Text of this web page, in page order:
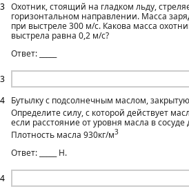
3
3
Охотник, стоящий на гладком льду,
горизонтальном направлении. Масса
при выстреле 300 м/с. Какова масса
выстрела равна 0,2 м/с?
Ответ: _____
4
4
Бутылку с подсолнечным маслом,
Определите силу, с которой действует
если расстояние от уровня масла в
Плотность масла 930кг/м3
Ответ: _____ Н.